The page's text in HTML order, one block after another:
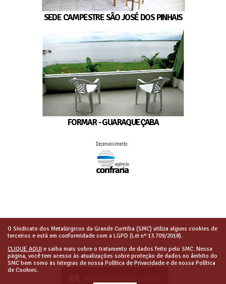
SEDE CAMPESTRE SÃO JOSÉ DOS PINHAIS
FORMAR - GUARAQUEÇABA
O Sindicato dos Metalúrgicos da Grande Curitiba (SMC) utiliza alguns cookies de
terceiros e está em conformidade com a LGPD (Lei nº 13.709/2018).
CLIQUE AQUI e saiba mais sobre o tratamento de dados feito pelo SMC. Nessa
página, você tem acesso às atualizações sobre proteção de dados no âmbito do
SMC bem como às íntegras de nossa Política de Privacidade e de nossa Política
de Cookies.